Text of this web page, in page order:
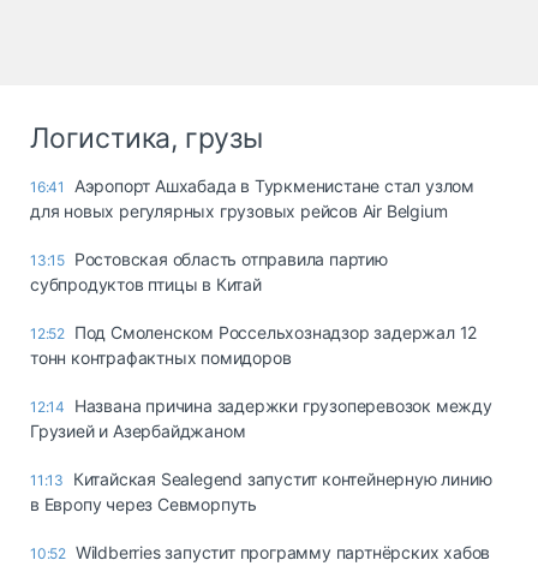
Логистика, грузы
16:41
Аэропорт Ашхабада в Туркменистане стал узлом
для новых регулярных грузовых рейсов Air Belgium
13:15 Ростовская область отправила партию
субпродуктов птицы в Китай
12:52 Под Смоленском Россельхознадзор задержал 12
тонн контрафактных помидоров
12:14
Названа причина задержки грузоперевозок между
Грузией и Азербайджаном
11:13
Китайская Sealegend запустит контейнерную линию
в Европу через Севморпуть
10:52 Wildberries запустит программу партнёрских хабов